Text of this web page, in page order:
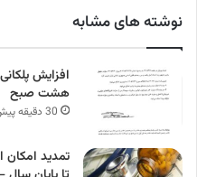
نوشته های مشابه
افزایش
هشت صبح
30 دقیقه پیش
تمدید امکان